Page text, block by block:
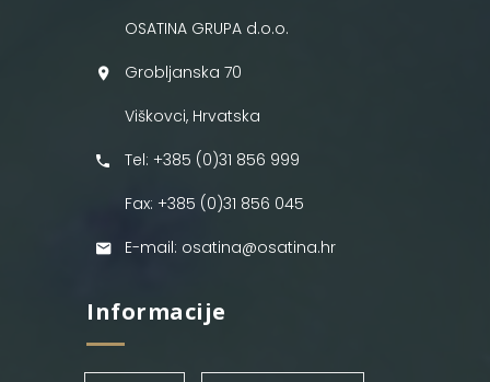
OSATINA GRUPA d.o.o.
Grobljanska 70
Viškovci, Hrvatska
Tel: +385 (0)31 856 999
Fax: +385 (0)31 856 045
E-mail: osatina@osatina.hr
Informacije